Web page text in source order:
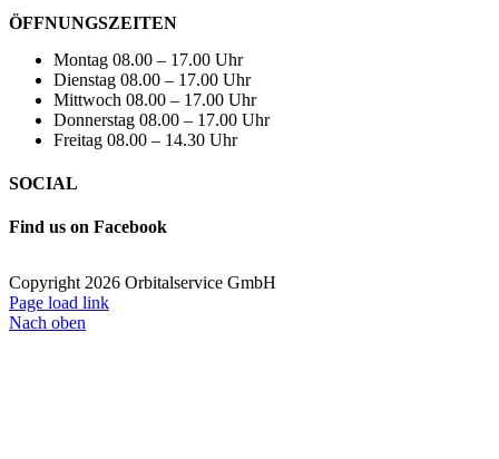
ÖFFNUNGSZEITEN
Montag 08.00 – 17.00 Uhr
Dienstag 08.00 – 17.00 Uhr
Mittwoch 08.00 – 17.00 Uhr
Donnerstag 08.00 – 17.00 Uhr
Freitag 08.00 – 14.30 Uhr
SOCIAL
Find us on Facebook
Copyright 2026 Orbitalservice GmbH
Page load link
Nach oben